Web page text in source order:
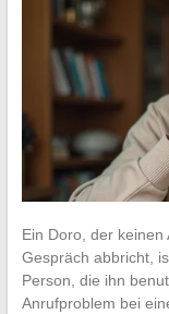
Ein Doro, der
Gespräch abbricht,
Person, die ihn
Anrufproblem bei